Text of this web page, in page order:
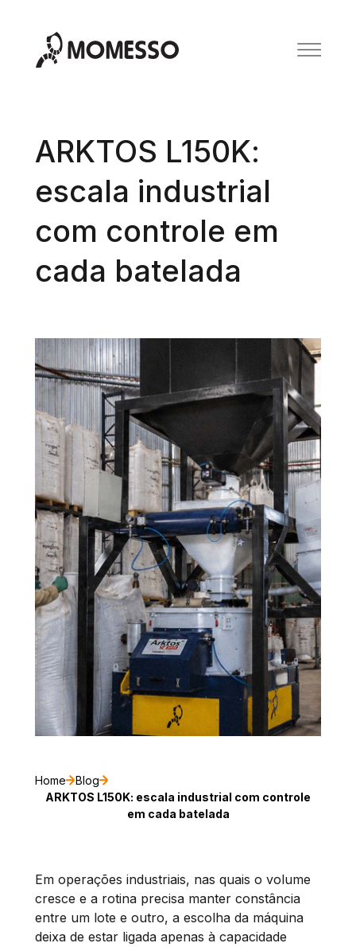
ARKTOS L150K:
escala industrial
com controle em
cada batelada
Home
Blog
ARKTOS L150K: escala industrial com controle
em cada batelada
Em operações industriais, nas quais o volume
cresce e a rotina precisa manter constância
entre um lote e outro, a escolha da máquina
deixa de estar ligada apenas à capacidade